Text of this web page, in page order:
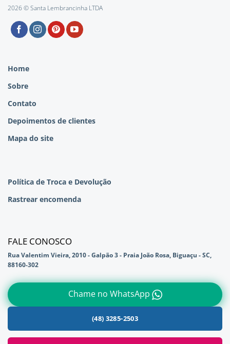
2026 © Santa Lembrancinha LTDA
Home
Sobre
Contato
Depoimentos de clientes
Mapa do site
Política de Troca e Devolução
Rastrear encomenda
FALE CONOSCO
Rua Valentim Vieira, 2010 - Galpão 3 - Praia João Rosa, Biguaçu - SC,
88160-302
Chame no WhatsApp
(48) 3285-2503